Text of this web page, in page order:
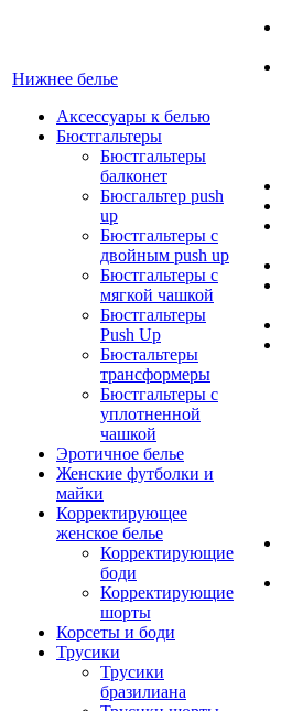
Нижнее белье
Аксессуары к белью
Бюстгальтеры
Бюстгальтеры
балконет
Бюсгальтер push
up
Бюстгальтеры с
двойным push up
Бюстгальтеры с
мягкой чашкой
Бюстгальтеры
Push Up
Бюстальтеры
трансформеры
Бюстгальтеры с
уплотненной
чашкой
Эротичное белье
Женские футболки и
майки
Корректирующее
женское белье
Корректирующие
боди
Корректирующие
шорты
Корсеты и боди
Трусики
Трусики
бразилиана